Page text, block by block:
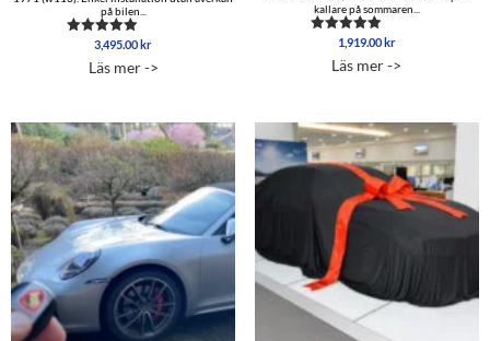
på bilen...
Betygsatt
av 5
3,495.00 kr
Läs mer ->
kallare på sommaren...
Betygsatt
av 5
1,919.00 kr
Läs mer ->